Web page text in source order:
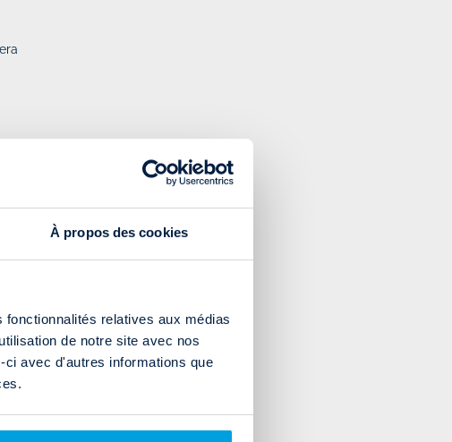
À propos des cookies
relatives aux médias
de notre site avec nos
avec d'autres informations que